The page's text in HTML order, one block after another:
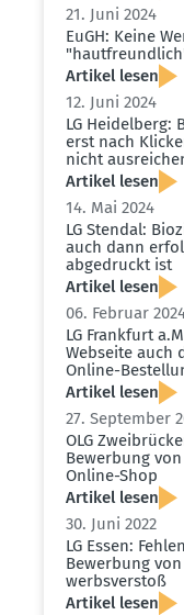
21. Juni 2024
EuGH: Keine
Artikel lesen
12. Juni 2024
LG Heidelberg:
erst nach
nicht
Artikel lesen
14. Mai 2024
LG Stendal:
auch dann
abgedruckt ist
Artikel lesen
06. Februar
LG Frankfurt
Webseite auch
Online-
Artikel lesen
27. September
OLG
Bewerbung
Online-Shop
Artikel lesen
30. Juni 2022
LG Essen:
Bewerbung
werbs­verstoß
Artikel lesen